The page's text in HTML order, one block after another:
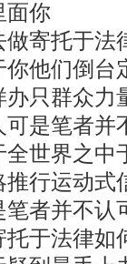
面你
寄托于法
他们倒台
只群众力
是笔者并
世界之中
行运动式
者并不认
于法律如